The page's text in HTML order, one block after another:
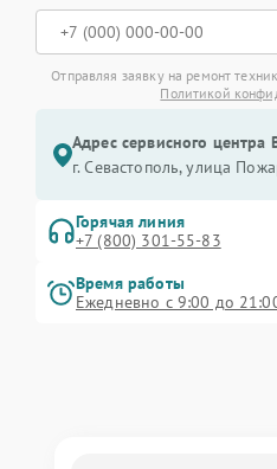
Отправляя заявку на ремонт
Политикой
Адрес сервисного центра
г. Севастополь, улица
Горячая линия
+7 (800) 301-55-83
Время работы
Ежедневно с 9:00 до